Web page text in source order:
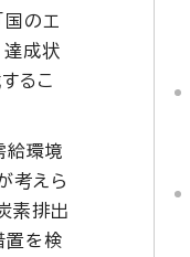
のエ
成状
るこ
給環境
考えら
素排出
置を検